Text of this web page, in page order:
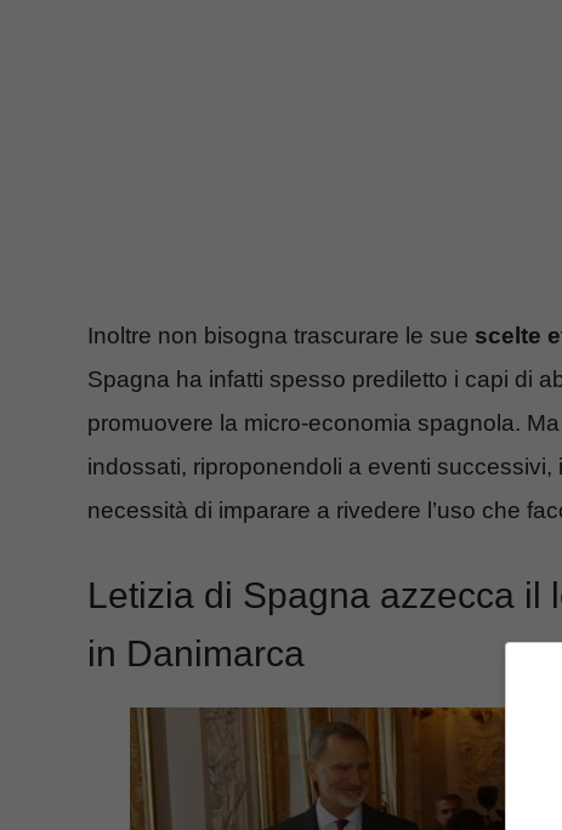
Inoltre non bisogna trascurare le sue scelte
Spagna ha infatti spesso prediletto i capi di
promuovere la micro-economia spagnola.
indossati, riproponendoli a eventi
necessità di imparare a rivedere l’uso che
Letizia di Spagna azzecca il
in Danimarca